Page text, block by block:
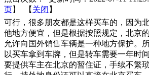
页】 【 关闭 】
可行，很多朋友都是这样买车的，因为
他地方便宜，但是根据按照规定，北京
允许向国外销售车辆是一种地方保护。
以买车拿到车牌，但是转车需要一年时
要提供车主在北京的暂住证，手续不繁